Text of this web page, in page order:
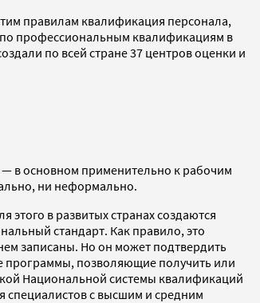
правилам квалификация персонала,
профессиональным квалификациям в
по всей стране 37 центров оценки и
в основном применительно к рабочим
ни неформально.
в развитых странах создаются
стандарт. Как правило, это
записаны. Но он может подтвердить
программы, позволяющие получить или
Национальной системы квалификаций
специалистов с высшим и средним